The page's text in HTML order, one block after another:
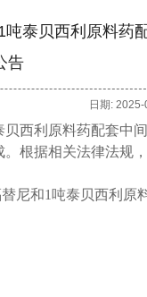
泰贝西利原料药
告
日期:
贝西利原料药配套中
根据相关法律法规，
尼和1 吨泰贝西利原